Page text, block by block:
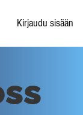
Kirjaudu sisään